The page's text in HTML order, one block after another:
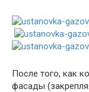
После того, как
фасады